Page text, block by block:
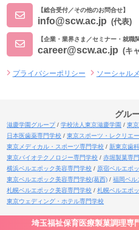
【総合受付／その他のお問合せ】
info@scw.ac.jp (代表)
【企業・業界さま／セミナー・就職
career@scw.ac.jp (キ
プライバシーポリシー ソーシャル
グル
滋慶学園グループ 学校法人東京滋慶学園 東
日本医歯薬専門学校
東京スポーツ・レクリエ
東京メディカル・スポーツ専門学校
新東京歯
東京バイオテクノロジー専門学校
赤堀製菓専
横浜ベルエポック美容専門学校
原宿ベルエポ
東京ベルエポック美容専門学校(葛西)
福岡ベル
札幌ベルエポック美容専門学校
札幌ベルエポ
東京ウェディング・ホテル専門学校
埼玉福祉保育医療製菓調理